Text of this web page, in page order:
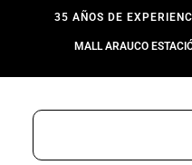
35 AÑOS DE
MALL ARAUCO